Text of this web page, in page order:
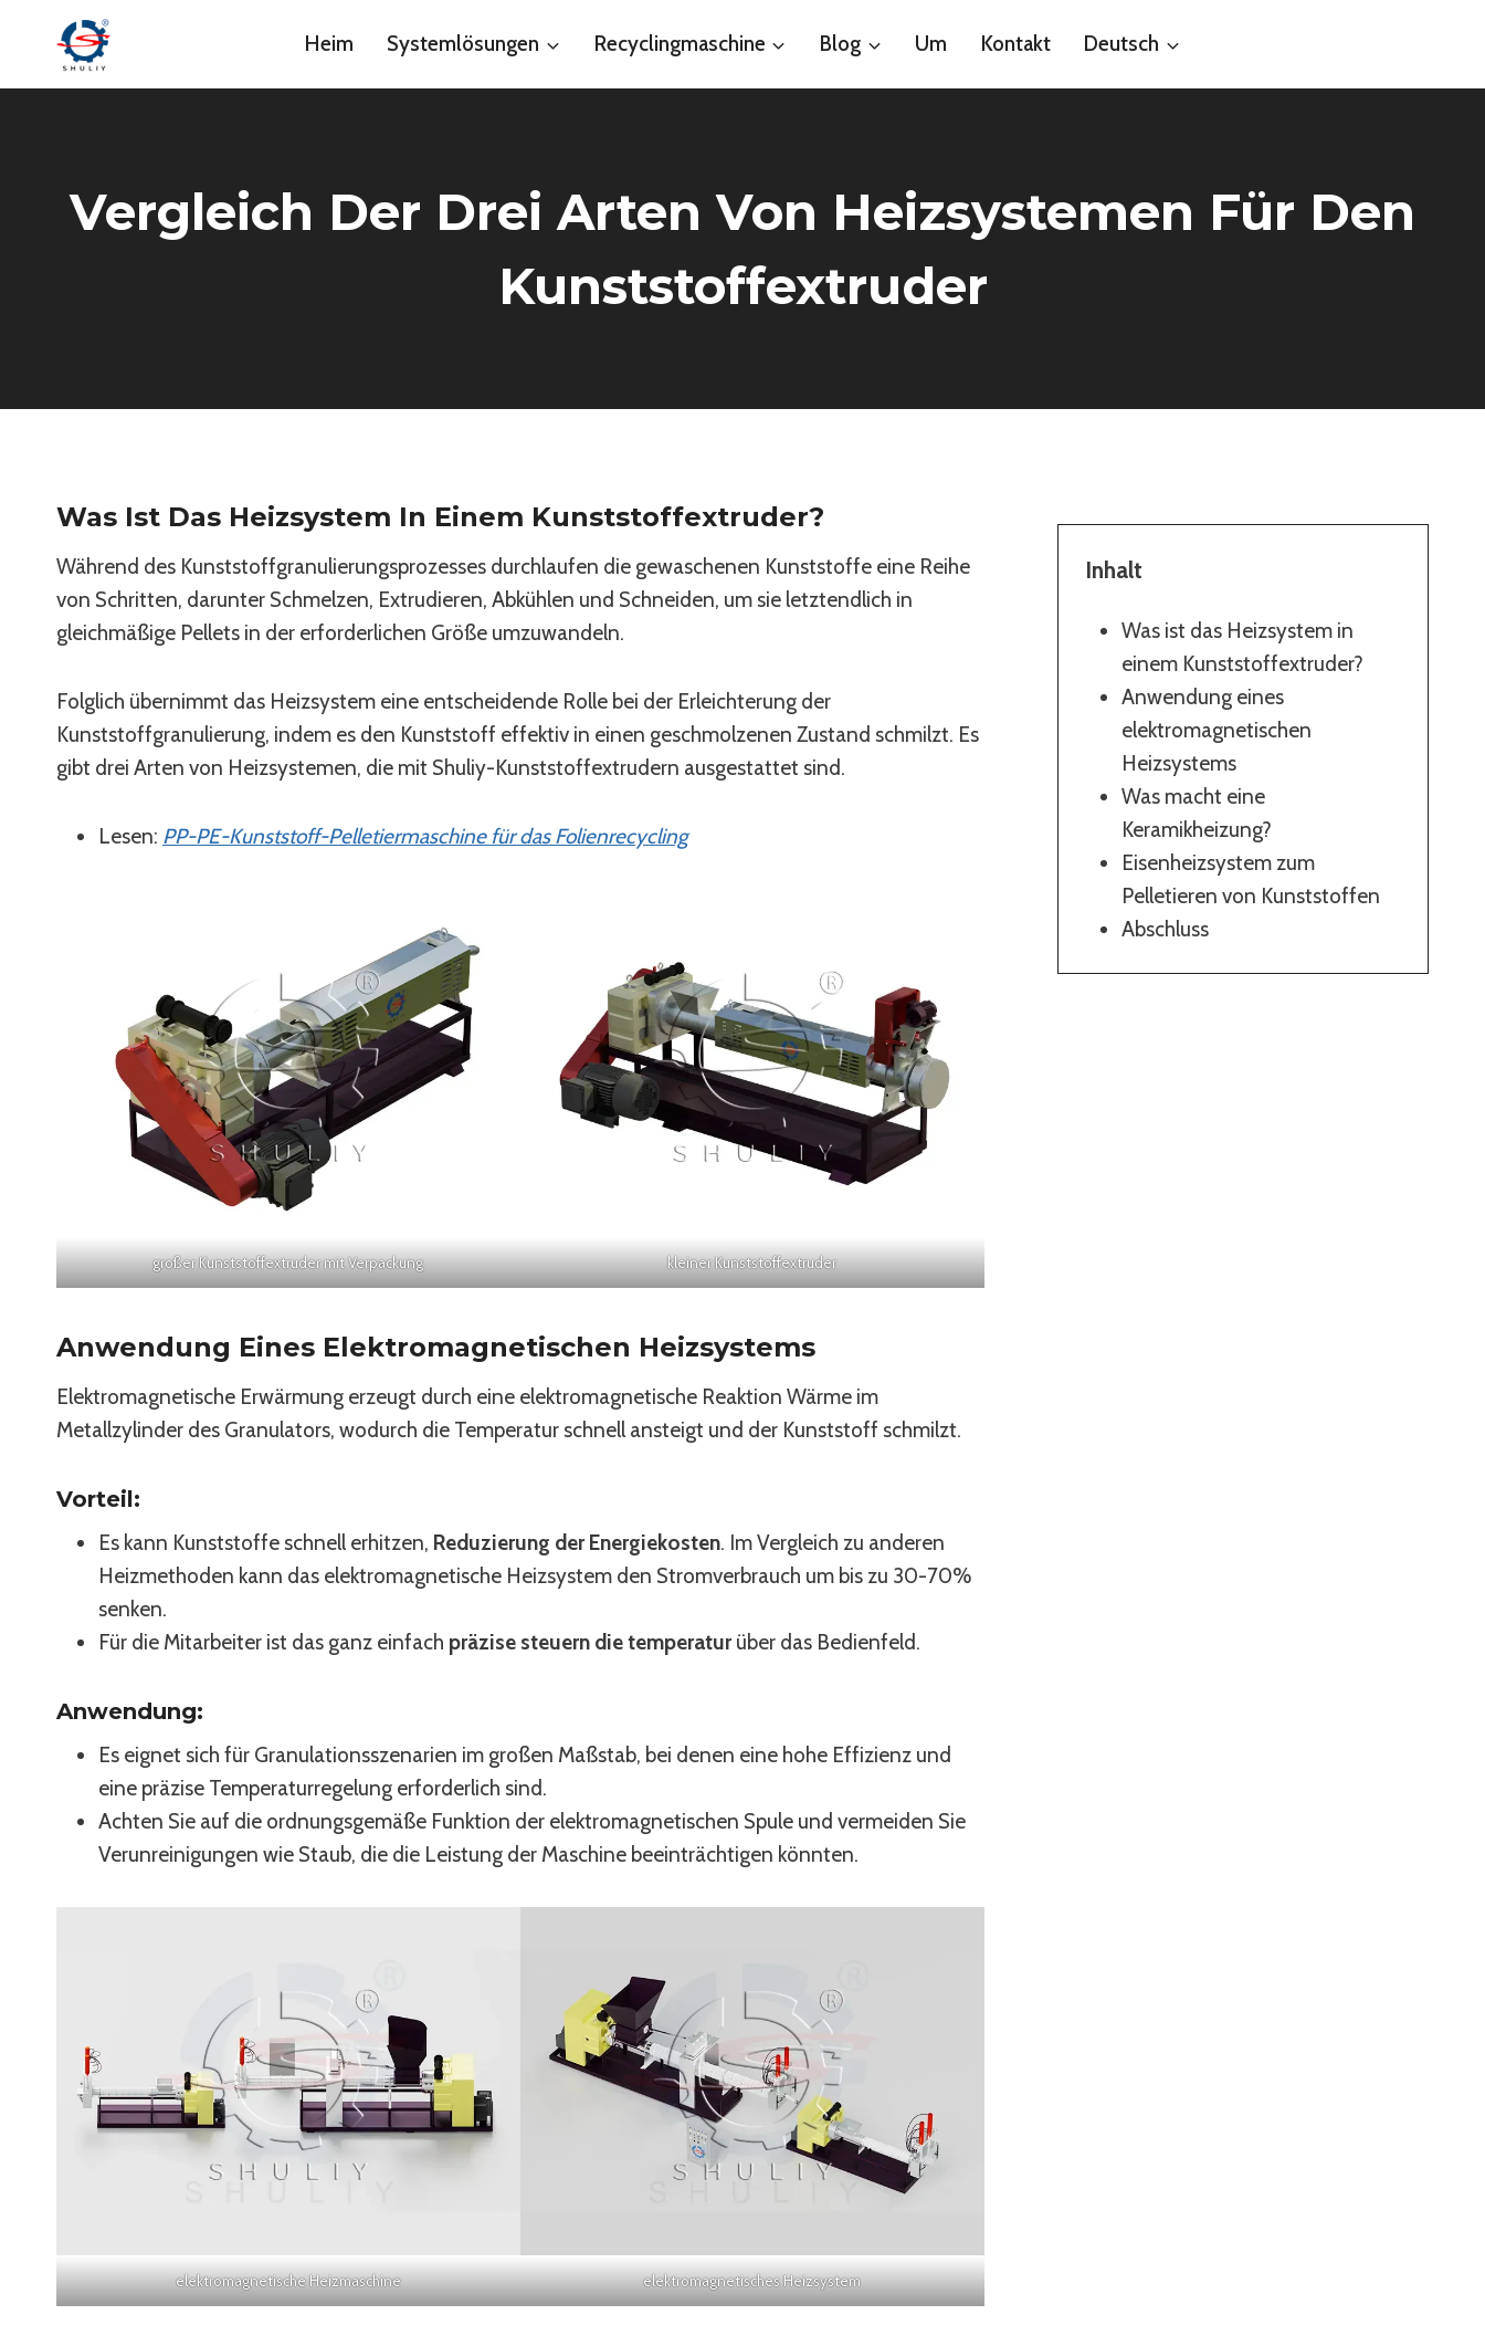
Heim Systemlösungen Recyclingmaschine Blog Um Kontakt Deutsch
Vergleich Der Drei Arten Von Heizsystemen Für Den
Kunststoffextruder
Was Ist Das Heizsystem In Einem Kunststoffextruder?
Während des Kunststoffgranulierungsprozesses durchlaufen die gewaschenen Kunststoffe eine Reihe
von Schritten, darunter Schmelzen, Extrudieren, Abkühlen und Schneiden, um sie letztendlich in
gleichmäßige Pellets in der erforderlichen Größe umzuwandeln.
Folglich übernimmt das Heizsystem eine entscheidende Rolle bei der Erleichterung der
Kunststoffgranulierung, indem es den Kunststoff effektiv in einen geschmolzenen Zustand schmilzt. Es
gibt drei Arten von Heizsystemen, die mit Shuliy-Kunststoffextrudern ausgestattet sind.
Lesen: PP-PE-Kunststoff-Pelletiermaschine für das Folienrecycling
großer Kunststoffextruder mit Verpackung kleiner Kunststoffextruder
Anwendung Eines Elektromagnetischen Heizsystems
Elektromagnetische Erwärmung erzeugt durch eine elektromagnetische Reaktion Wärme im
Metallzylinder des Granulators, wodurch die Temperatur schnell ansteigt und der Kunststoff schmilzt.
Vorteil:
Es kann Kunststoffe schnell erhitzen, Reduzierung der Energiekosten. Im Vergleich zu anderen
Heizmethoden kann das elektromagnetische Heizsystem den Stromverbrauch um bis zu 30-70%
senken.
Für die Mitarbeiter ist das ganz einfach präzise steuern die temperaturüber das Bedienfeld.
Anwendung:
Es eignet sich für Granulationsszenarien im großen Maßstab, bei denen eine hohe Effizienz und
eine präzise Temperaturregelung erforderlich sind.
Achten Sie auf die ordnungsgemäße Funktion der elektromagnetischen Spule und vermeiden Sie
Verunreinigungen wie Staub, die die Leistung der Maschine beeinträchtigen könnten.
elektromagnetische Heizmaschine elektromagnetisches Heizsystem
Inhalt
Was ist das Heizsystem in
einem Kunststoffextruder?
Anwendung eines
elektromagnetischen
Heizsystems
Was macht eine
Keramikheizung?
Eisenheizsystem zum
Pelletieren von Kunststoffen
Abschluss